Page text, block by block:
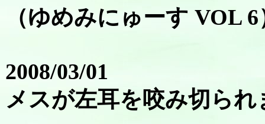
（ゆめみにゅーす VOL 6
2008/03/01
メスが左耳を咬み切られ